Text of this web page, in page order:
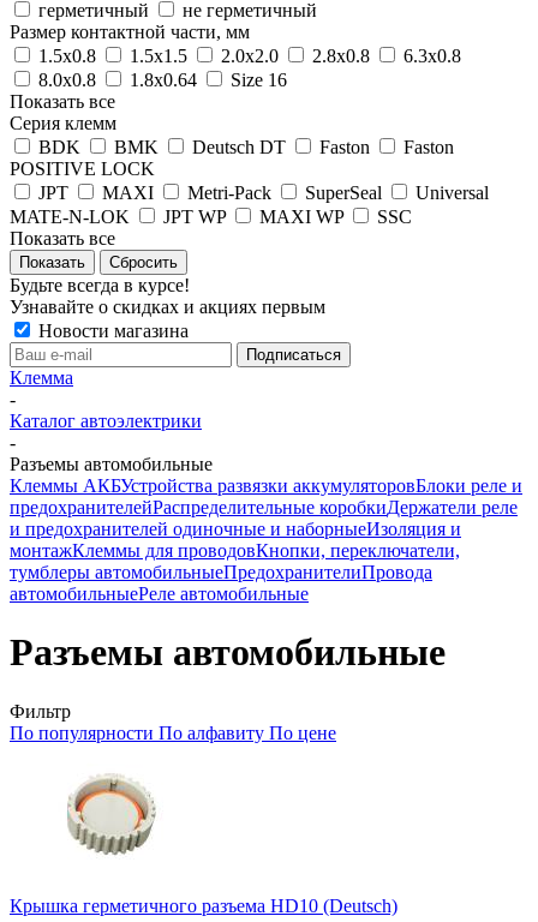
герметичный
не герметичный
Размер контактной части, мм
1.5x0.8
1.5x1.5 2.0x2.0 2.8x0.8
6.3x0.8
8.0x0.8
1.8x0.64
Size 16
Показать все
Серия клемм
BDK
BMK Deutsch DT Faston
Faston
POSITIVE LOCK
JPT
MAXI Metri-Pack SuperSeal
Universal
MATE-N-LOK
JPT WP MAXI WP
SSC
Показать все
Сбросить
Будьте всегда в курсе!
Узнавайте о скидках и акциях первым
Новости магазина
Клемма
-
Каталог автоэлектрики
-
Разъемы автомобильные
Клеммы АКБУстройства развязки аккумуляторовБлоки реле и
предохранителейРаспределительные коробкиДержатели реле
и предохранителей одиночные и наборныеИзоляция и
монтажКлеммы для проводовКнопки, переключатели,
тумблеры автомобильныеПредохранителиПровода
автомобильныеРеле автомобильные
Разъемы автомобильные
Фильтр
По популярности По алфавиту По цене
Крышка герметичного разъема HD10 (Deutsch)